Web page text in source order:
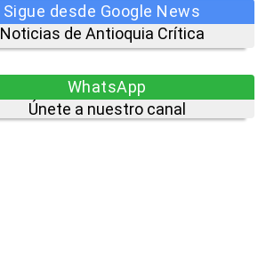
Sigue desde Google News
Noticias de Antioquia Crítica
WhatsApp
Únete a nuestro canal